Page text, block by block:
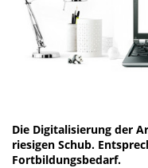
Die Digitalisierung der
riesigen Schub.
Fortbildungsbedarf.